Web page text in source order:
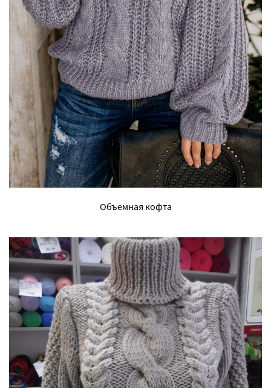
Объемная кофта